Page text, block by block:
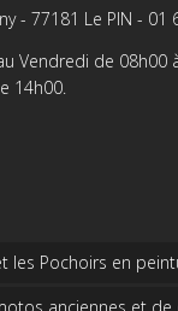
- 77181 Le PIN - 01
Vendredi de 08h00
14h00.
les Pochoirs en
anciennes et de